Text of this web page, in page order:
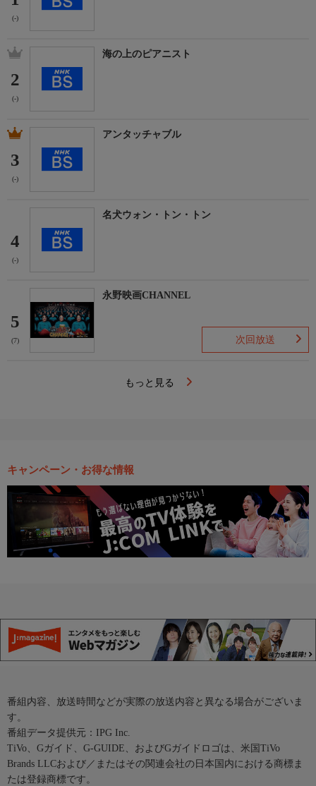
(-)
2
(-)
海の上のピアニスト
3
(-)
アンタッチャブル
4
(-)
名犬ウォン・トン・トン
5
(7)
永野映画CHANNEL
次回放送
もっと見る
キャンペーン・お得な情報
番組内容、放送時間などが実際の放送内容と異なる場合がございま
す。
番組データ提供元：IPG Inc.
TiVo、Gガイド、G-GUIDE、およびGガイドロゴは、米国TiVo
Brands LLCおよび／またはその関連会社の日本国内における商標ま
たは登録商標です。